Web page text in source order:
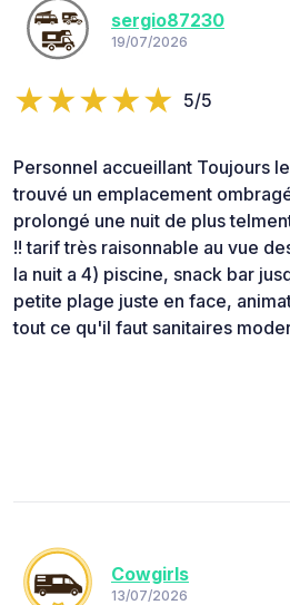
sergio87230
19/07/2026
5/5
Personnel accueillant Toujours
trouvé un emplacement
prolongé une nuit de plus
!! tarif très raisonnable au vue
la nuit a 4) piscine, snack bar
petite plage juste en face,
tout ce qu'il faut sanitaires
Cowgirls
13/07/2026